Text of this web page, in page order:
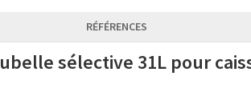
RÉFÉRENCES
sélective 31L pour